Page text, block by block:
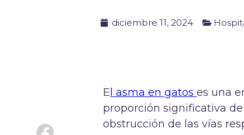
diciembre 11, 2024
E l asma en gatoses una
proporción significativa
obstrucción de las vías